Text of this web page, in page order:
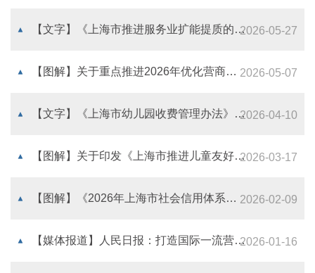
【文字】《上海市推进服务业扩能提质的实施意见》解读2026-05-27
【图解】关于重点推进2026年优化营商环境“十大攻坚突破任务”的通知 2026-05-07
【文字】《上海市幼儿园收费管理办法》政策解读2026-04-10
【图解】关于印发《上海市推进儿童友好城市建设三年行动方案（2026-2028年）》的通知2026-03-17
【图解】《2026年上海市社会信用体系建设工作要点》政策解读 2026-02-09
【媒体报道】人民日报：打造国际一流营商环境，上海这么干2026-01-16